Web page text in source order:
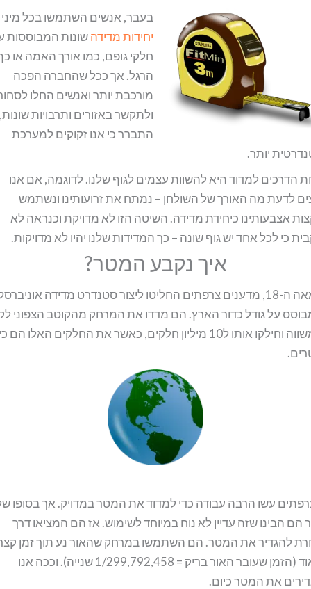
בעבר, אנשים השתמשו בכל מיני
יחידות מדידהשונות המבוססות
חלקי גופם, כמו אורך האמה או
הרגל. אך ככל שהחברה הפכה
מורכבת יותר ואנשים החלו
ולתקשר באזורים ותרבויות שונות,
התברר כי אנו זקוקים למערכת
יותר.
הדרכים למדוד היא להשוות עצמים לגוף שלנו. לדוגמה, אם אנו
לדעת מה האורך של השולחן – נמתח את זרועותינו ונשתמש
אצבעותינו כיחידת מדידה. השיטה הזו לא מדויקת וכנראה לא
כי לכל אחד יש גוף שונה – כך המדידות שלנו יהיו לא מדויקות.
איך נקבע המטר?
במאה ה-18, מדענים צרפתים החליטו ליצור סטנדרט מדידה
על גודל כדור הארץ. הם מדדו את המרחק מהקוטב הצפוני
המשווה וחילקו אותו ל10 מיליון חלקים, כאשר את החלקים האלו הם
עשו הרבה עבודה כדי למדוד את המטר במדויק. אך בסופו
הם הבינו שזה עדיין לא נוח במיוחד לשימוש. אז הם המציאו דרך
להגדיר את המטר. הם השתמשו במרחק שהאור נע תוך זמן
מאוד (הזמן שעובר האור בריק = 1/299,792,458 שנייה). וככה אנו
את המטר כיום.